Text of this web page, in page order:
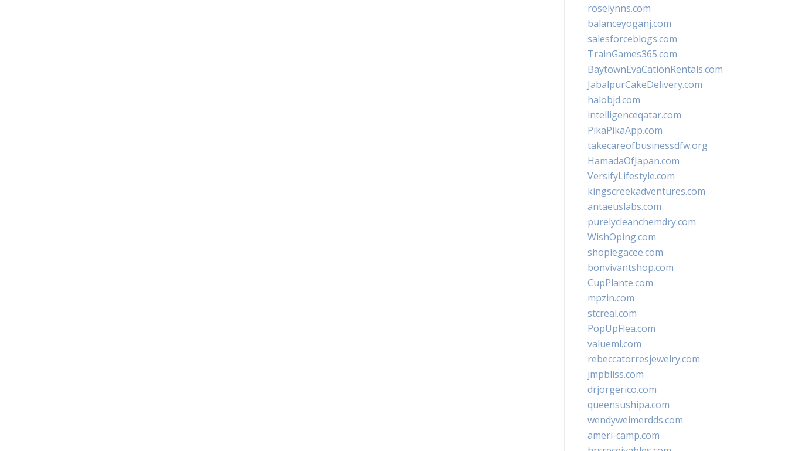
roselynns.com
balanceyoganj.com
salesforceblogs.com
TrainGames365.com
BaytownEvaCationRentals.com
JabalpurCakeDelivery.com
halobjd.com
intelligenceqatar.com
PikaPikaApp.com
takecareofbusinessdfw.org
HamadaOfJapan.com
VersifyLifestyle.com
kingscreekadventures.com
antaeuslabs.com
purelycleanchemdry.com
WishOping.com
shoplegacee.com
bonvivantshop.com
CupPlante.com
mpzin.com
stcreal.com
PopUpFlea.com
valueml.com
rebeccatorresjewelry.com
jmpbliss.com
drjorgerico.com
queensushipa.com
wendyweimerdds.com
ameri-camp.com